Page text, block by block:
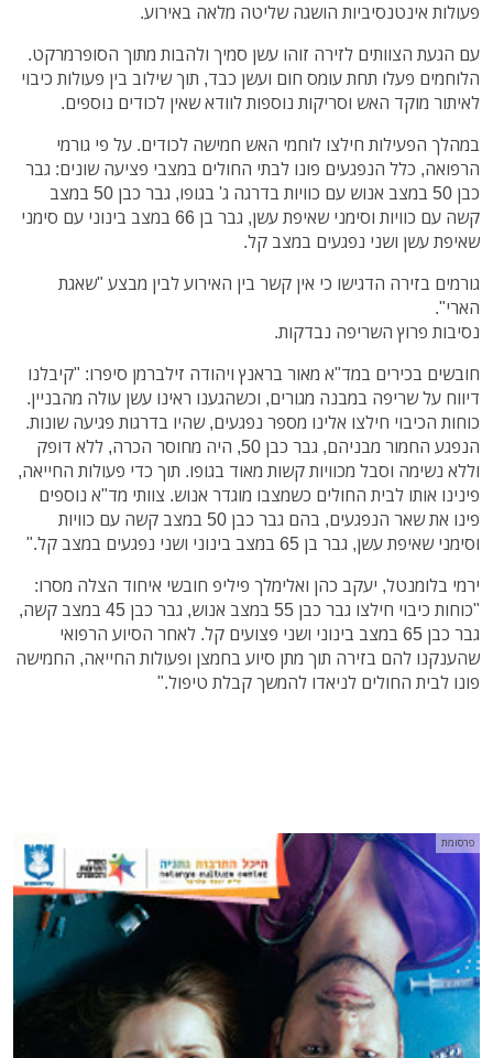
פעולות אינטנסיביות הושגה שליטה מלאה באירוע.
עם הגעת הצוותים לזירה זוהו עשן סמיך ולהבות מתוך הסופרמרקט.
הלוחמים פעלו תחת עומס חום ועשן כבד, תוך שילוב בין פעולות כיבוי
לאיתור מוקד האש וסריקות נוספות לוודא שאין לכודים נוספים.
במהלך הפעילות חילצו לוחמי האש חמישה לכודים. על פי גורמי
הרפואה, כלל הנפגעים פונו לבתי החולים במצבי פציעה שונים: גבר
כבן 50 במצב אנוש עם כוויות בדרגה ג' בגופו, גבר כבן 50 במצב
קשה עם כוויות וסימני שאיפת עשן, גבר בן 66 במצב בינוני עם סימני
שאיפת עשן ושני נפגעים במצב קל.
גורמים בזירה הדגישו כי אין קשר בין האירוע לבין מבצע "שאגת
הארי".
נסיבות פרוץ השריפה נבדקות.
חובשים בכירים במד"א מאור בראנץ ויהודה זילברמן סיפרו: "קיבלנו
דיווח על שריפה במבנה מגורים, וכשהגענו ראינו עשן עולה מהבניין.
כוחות הכיבוי חילצו אלינו מספר נפגעים, שהיו בדרגות פגיעה שונות.
הנפגע החמור מבניהם, גבר כבן 50, היה מחוסר הכרה, ללא דופק
וללא נשימה וסבל מכוויות קשות מאוד בגופו. תוך כדי פעולות החייאה,
פינינו אותו לבית החולים כשמצבו מוגדר אנוש. צוותי מד"א נוספים
פינו את שאר הנפגעים, בהם גבר כבן 50 במצב קשה עם כוויות
וסימני שאיפת עשן, גבר בן 65 במצב בינוני ושני נפגעים במצב קל."
ירמי בלומנטל, יעקב כהן ואלימלך פיליפ חובשי איחוד הצלה מסרו:
"כוחות כיבוי חילצו גבר כבן 55 במצב אנוש, גבר כבן 45 במצב קשה,
גבר כבן 65 במצב בינוני ושני פצועים קל. לאחר הסיוע הרפואי
שהענקנו להם בזירה תוך מתן סיוע בחמצן ופעולות החייאה, החמישה
פונו לבית החולים לניאדו להמשך קבלת טיפול."
פרסומת